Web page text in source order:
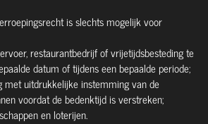
is slechts mogelijk voor
restaurantbedrijf of vrijetijdsbesteding te
datum of tijdens een bepaalde periode;
met uitdrukkelijke instemming van de
voordat de bedenktijd is verstreken;
en loterijen.